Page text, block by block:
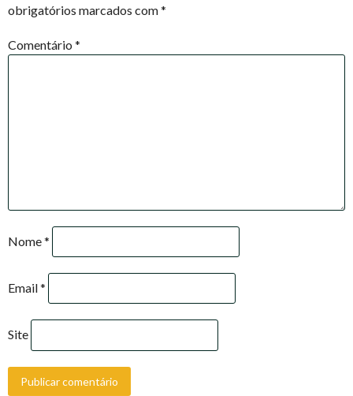
obrigatórios marcados com*
Comentário *
Nome*
Email*
Site